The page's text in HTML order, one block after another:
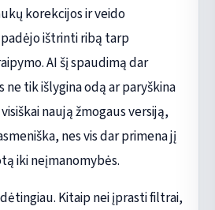
korekcijos ir veido
ištrinti ribą tarp
AI šį spaudimą dar
ne tik išlygina odą ar paryškina
naują žmogaus versiją,
nes vis dar primena jį
iki neįmanomybės.
Kitaip nei įprasti filtrai,